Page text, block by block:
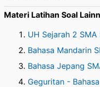
Materi Latihan Soal
UH Sejarah 2 SMA
Bahasa Mandarin
Bahasa Jepang
Geguritan -